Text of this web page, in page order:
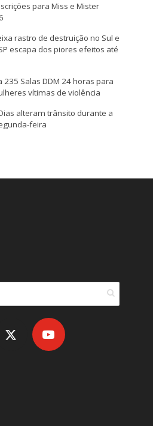
para Miss e Mister
rastro de destruição no Sul e
escapa dos piores efeitos até
235 Salas DDM 24 horas para
vítimas de violência
alteram trânsito durante a
feira